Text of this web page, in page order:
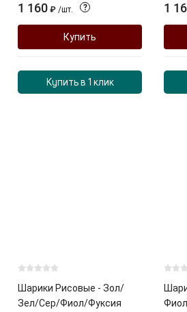
1 160 ₽ /шт. ?
Купить
Купить в 1 клик
1
Шарики Рисовые - Зол/
Зел/Сер/Фиол/Фуксия